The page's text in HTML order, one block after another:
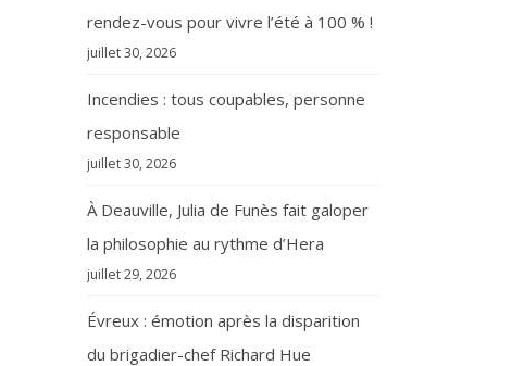
rendez-vous pour vivre l’été à 100 % !
juillet 30, 2026
Incendies : tous coupables, personne
responsable
juillet 30, 2026
À Deauville, Julia de Funès fait galoper
la philosophie au rythme d’Hera
juillet 29, 2026
Évreux : émotion après la disparition
du brigadier-chef Richard Hue